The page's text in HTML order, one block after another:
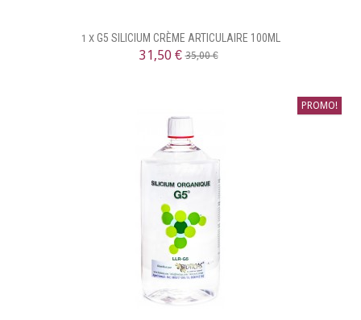
1 X G5 SILICIUM CRÈME ARTICULAIRE 100ML
31,50 €35,00 €
PROMO!